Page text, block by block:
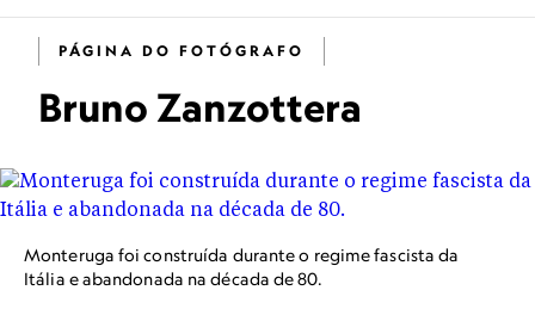
PÁGINA DO FOTÓGRAFO
Bruno Zanzottera
Monteruga foi construída durante o regime fascista da
Itália e abandonada na década de 80.